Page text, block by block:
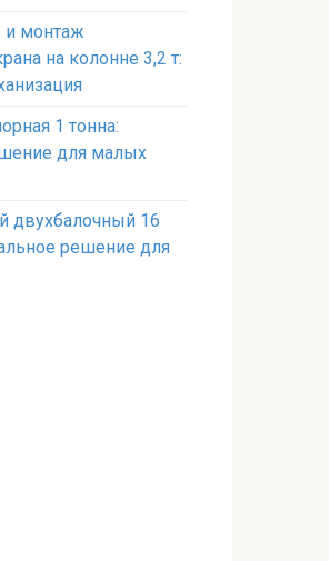
и монтаж
на колонне 3,2 т:
1 тонна:
для малых
двухбалочный 16
решение для